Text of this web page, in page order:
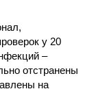
у 20
–
отстранены
на